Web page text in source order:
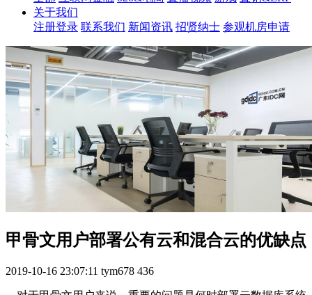
关于我们
注册登录 联系我们 新闻资讯 招贤纳士 参观机房申请
甲骨文用户部署公有云和混合云的优缺点
2019-10-16 23:07:11 tym678 436